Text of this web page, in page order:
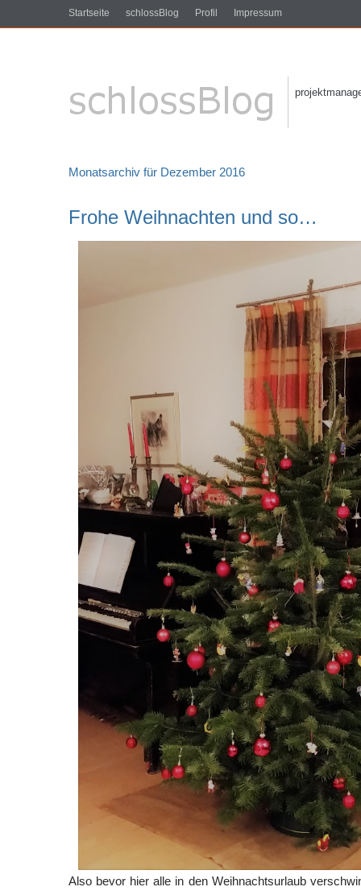
Startseite schlossBlog Profil Impressum
Monatsarchiv für Dezember 2016
Frohe Weihnachten und so…
Also bevor hier alle in den Weihnachtsurlaub